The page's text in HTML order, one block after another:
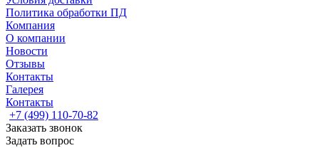
Политика обработки ПД
Компания
О компании
Новости
Отзывы
Контакты
Галерея
Контакты
+7 (499) 110-70-82
Заказать звонок
Задать вопрос